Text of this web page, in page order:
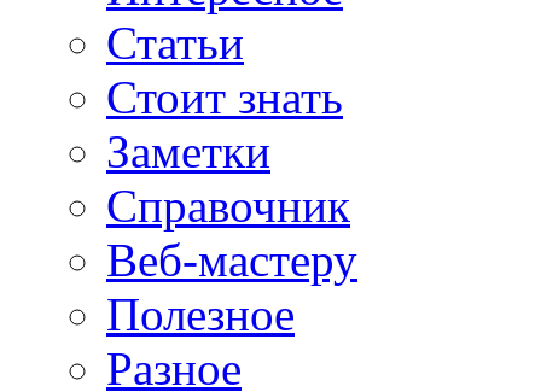
Статьи
Стоит знать
Заметки
Справочник
Веб-мастеру
Полезное
Разное